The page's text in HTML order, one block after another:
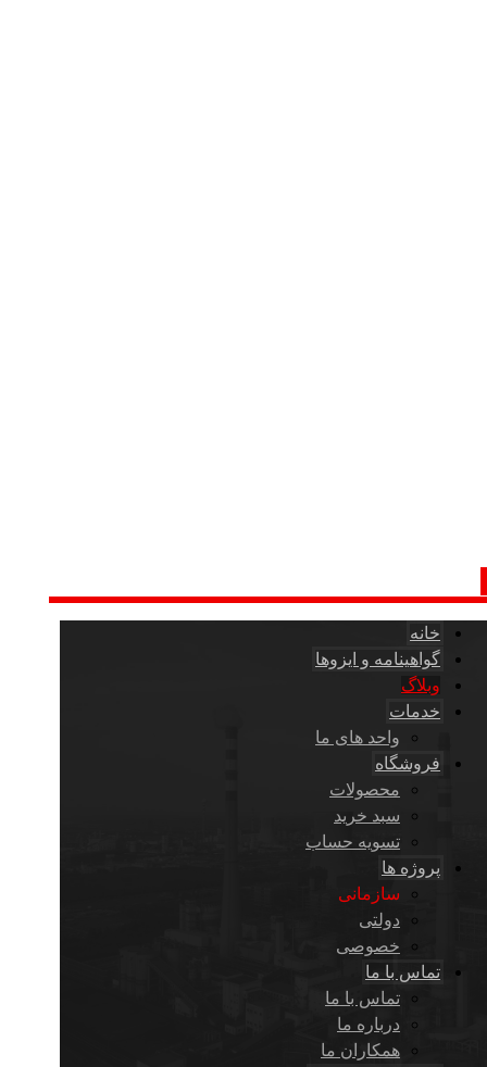
خانه
گواهینامه و ایزوها
وبلاگ
خدمات
واحد های ما
فروشگاه
محصولات
سبد خرید
تسویه حساب
پروژه ها
سازمانی
دولتی
خصوصی
تماس با ما
تماس با ما
درباره ما
همکاران ما